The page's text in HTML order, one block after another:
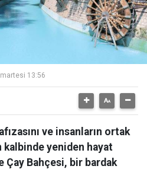
13:56
ve insanların ortak
kalbinde yeniden hayat
Çay Bahçesi, bir bardak